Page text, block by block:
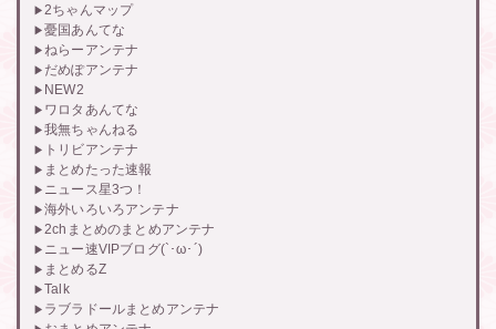
2ちゃんマップ
憂国あんてな
ねらーアンテナ
だめぽアンテナ
NEW2
ワロタあんてな
我無ちゃんねる
トリビアンテナ
まとめたった速報
ニュース星3つ！
海外いろいろアンテナ
2chまとめのまとめアンテナ
ニュー速VIPブログ(`･ω･´)
まとめるZ
Talk
ラブラドールまとめアンテナ